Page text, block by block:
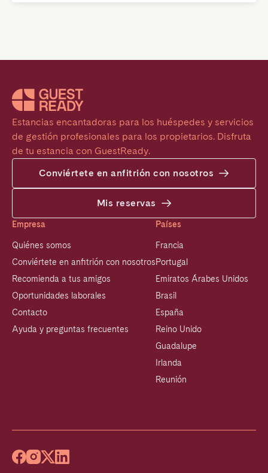
Estancias encantadoras para los huéspedes y servicios
de gestión profesionales para los propietarios. Disfruta
de tu estancia con GuestReady.
Conviértete en anfitrión con nosotros
Mis reservas
Empresa
Quiénes somos
Conviértete en anfitrión con nosotros
Recomienda a tus amigos
Oportunidades laborales
Contacto
Ayuda y preguntas frecuentes
Países
Francia
Portugal
Emiratos Árabes Unidos
Brasil
España
Reino Unido
Guadalupe
Irlanda
Reunión